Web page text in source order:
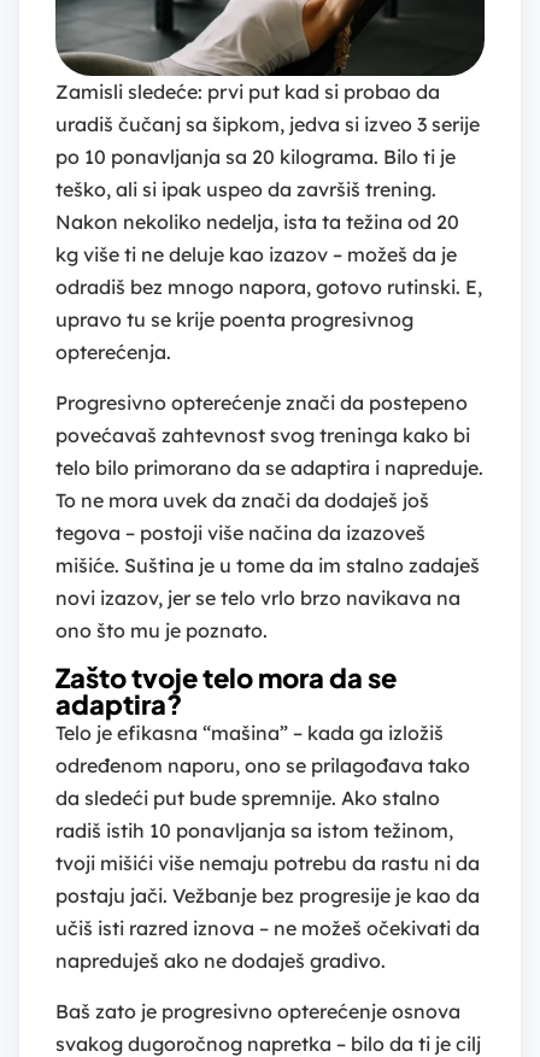
Zamisli sledeće: prvi put kad si probao da
uradiš čučanj sa šipkom, jedva si izveo 3 serije
po 10 ponavljanja sa 20 kilograma. Bilo ti je
teško, ali si ipak uspeo da završiš trening.
Nakon nekoliko nedelja, ista ta težina od 20
kg više ti ne deluje kao izazov – možeš da je
odradiš bez mnogo napora, gotovo rutinski. E,
upravo tu se krije poenta progresivnog
opterećenja.
Progresivno opterećenje znači da postepeno
povećavaš zahtevnost svog treninga kako bi
telo bilo primorano da se adaptira i napreduje.
To ne mora uvek da znači da dodaješ još
tegova – postoji više načina da izazoveš
mišiće. Suština je u tome da im stalno zadaješ
novi izazov, jer se telo vrlo brzo navikava na
ono što mu je poznato.
Zašto tvoje telo mora da se
adaptira?
Telo je efikasna “mašina” – kada ga izložiš
određenom naporu, ono se prilagođava tako
da sledeći put bude spremnije. Ako stalno
radiš istih 10 ponavljanja sa istom težinom,
tvoji mišići više nemaju potrebu da rastu ni da
postaju jači. Vežbanje bez progresije je kao da
učiš isti razred iznova – ne možeš očekivati da
napreduješ ako ne dodaješ gradivo.
Baš zato je progresivno opterećenje osnova
svakog dugoročnog napretka – bilo da ti je cilj